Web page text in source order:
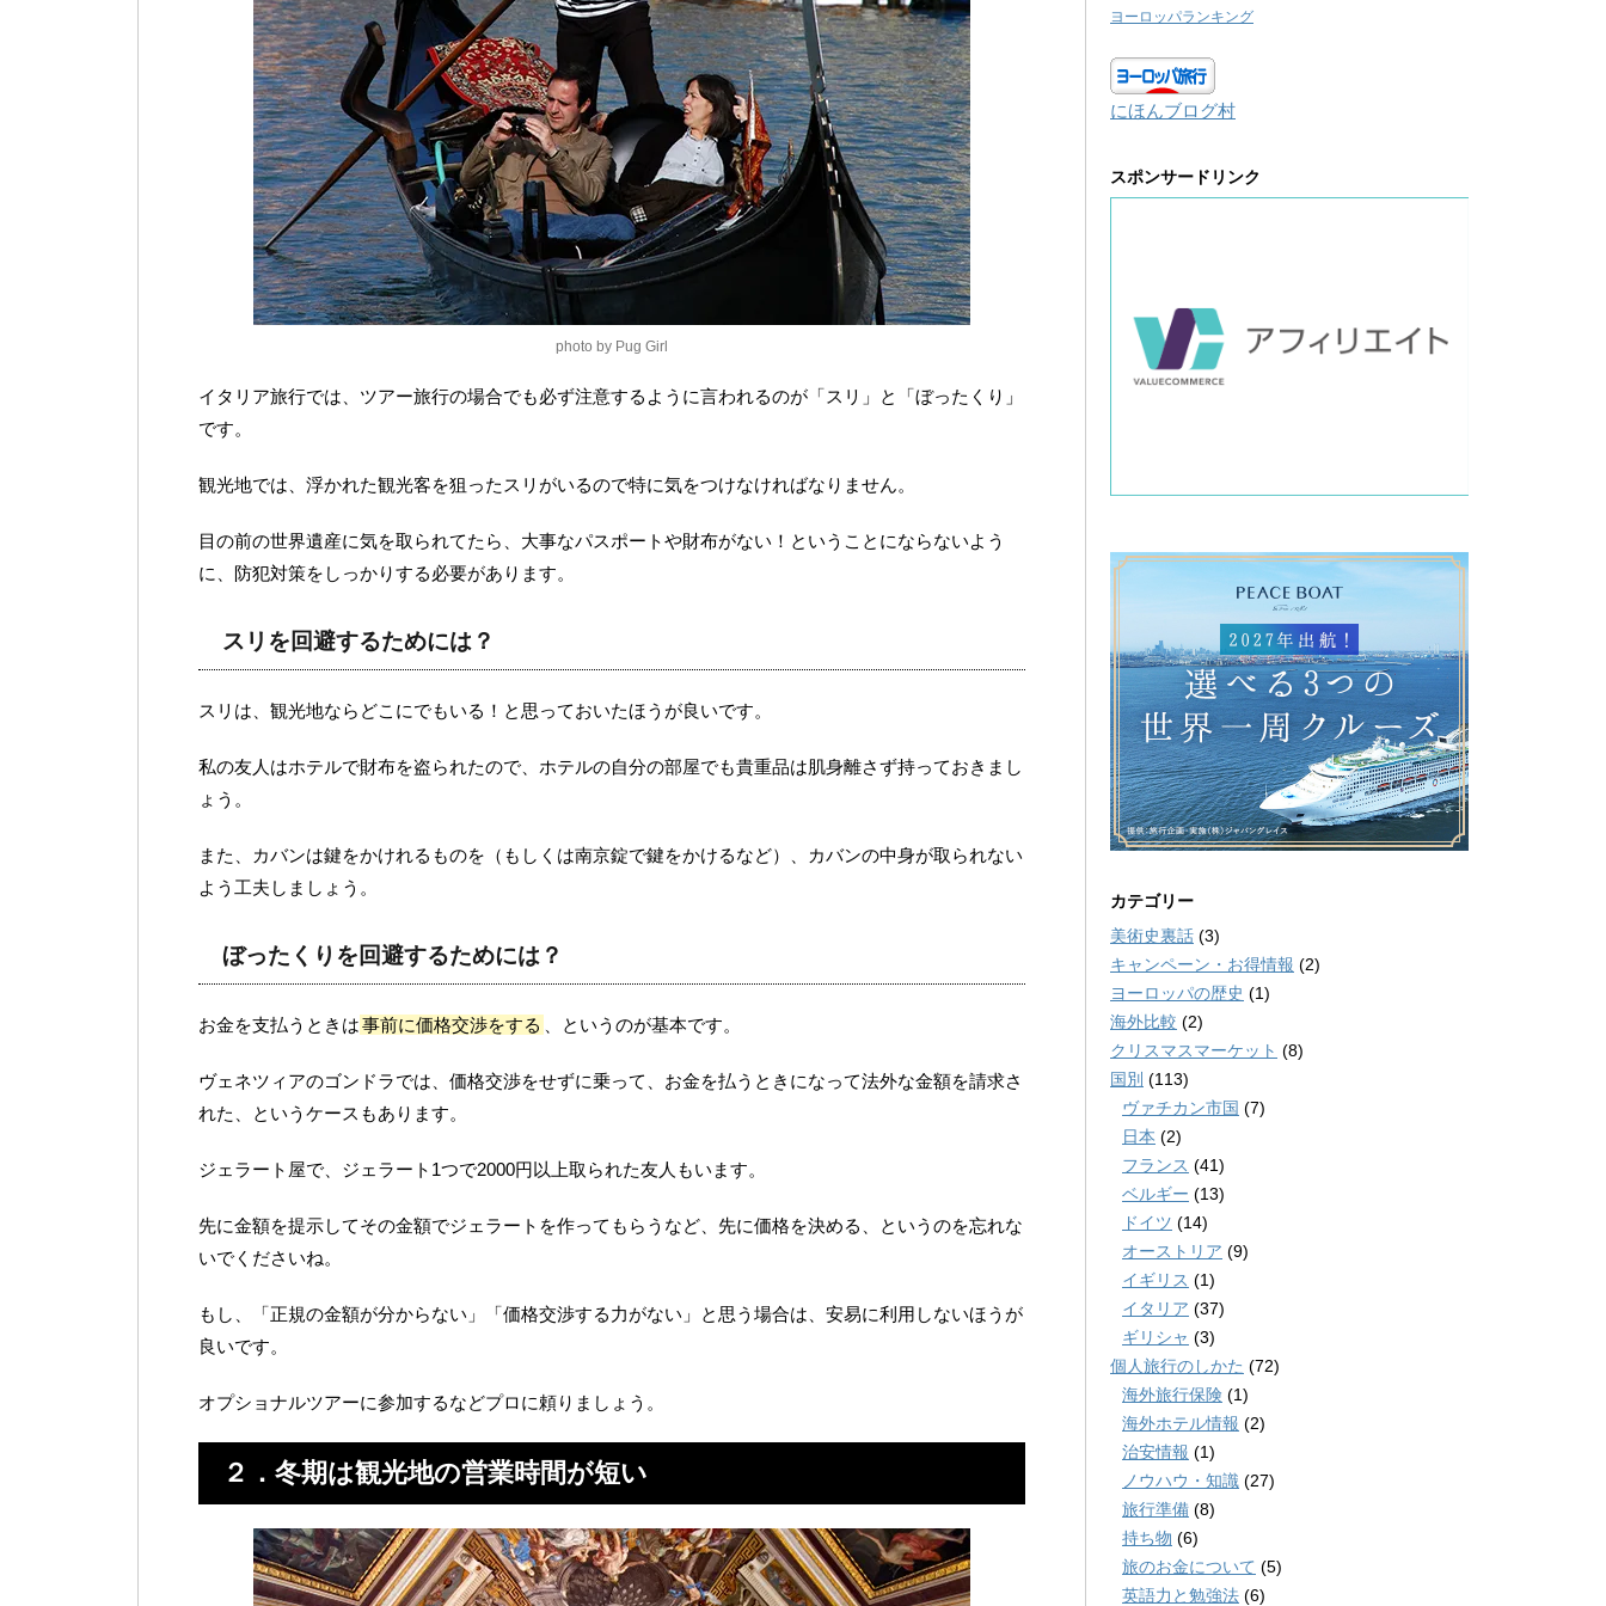
photo by Pug Girl
イタリア旅行では、ツアー旅行の場合でも必ず注意するように言われるのが「スリ」と「ぼったくり」
です。
観光地では、浮かれた観光客を狙ったスリがいるので特に気をつけなければなりません。
目の前の世界遺産に気を取られてたら、大事なパスポートや財布がない！ということにならないよう
に、防犯対策をしっかりする必要があります。
スリを回避するためには？
スリは、観光地ならどこにでもいる！と思っておいたほうが良いです。
私の友人はホテルで財布を盗られたので、ホテルの自分の部屋でも貴重品は肌身離さず持っておきまし
ょう。
また、カバンは鍵をかけれるものを（もしくは南京錠で鍵をかけるなど）、カバンの中身が取られない
よう工夫しましょう。
ぼったくりを回避するためには？
お金を支払うときは事前に価格交渉をする 、というのが基本です。
ヴェネツィアのゴンドラでは、価格交渉をせずに乗って、お金を払うときになって法外な金額を請求さ
れた、というケースもあります。
ジェラート屋で、ジェラート1つで2000円以上取られた友人もいます。
先に金額を提示してその金額でジェラートを作ってもらうなど、先に価格を決める、というのを忘れな
いでくださいね。
もし、「正規の金額が分からない」「価格交渉する力がない」と思う場合は、安易に利用しないほうが
良いです。
オプショナルツアーに参加するなどプロに頼りましょう。
２．冬期は観光地の営業時間が短い
ヨーロッパランキング
にほんブログ村
スポンサードリンク
カテゴリー
美術史裏話 (3)
キャンペーン・お得情報 (2)
ヨーロッパの歴史 (1)
海外比較 (2)
クリスマスマーケット (8)
国別 (113)
ヴァチカン市国 (7)
日本 (2)
フランス (41)
ベルギー (13)
ドイツ (14)
オーストリア (9)
イギリス (1)
イタリア (37)
ギリシャ (3)
個人旅行のしかた (72)
海外旅行保険 (1)
海外ホテル情報 (2)
治安情報 (1)
ノウハウ・知識 (27)
旅行準備 (8)
持ち物 (6)
旅のお金について (5)
英語力と勉強法 (6)